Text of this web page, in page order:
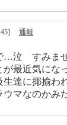
通報
…泣 すみま
最近気にな
生達に揶揄
マなのかみ